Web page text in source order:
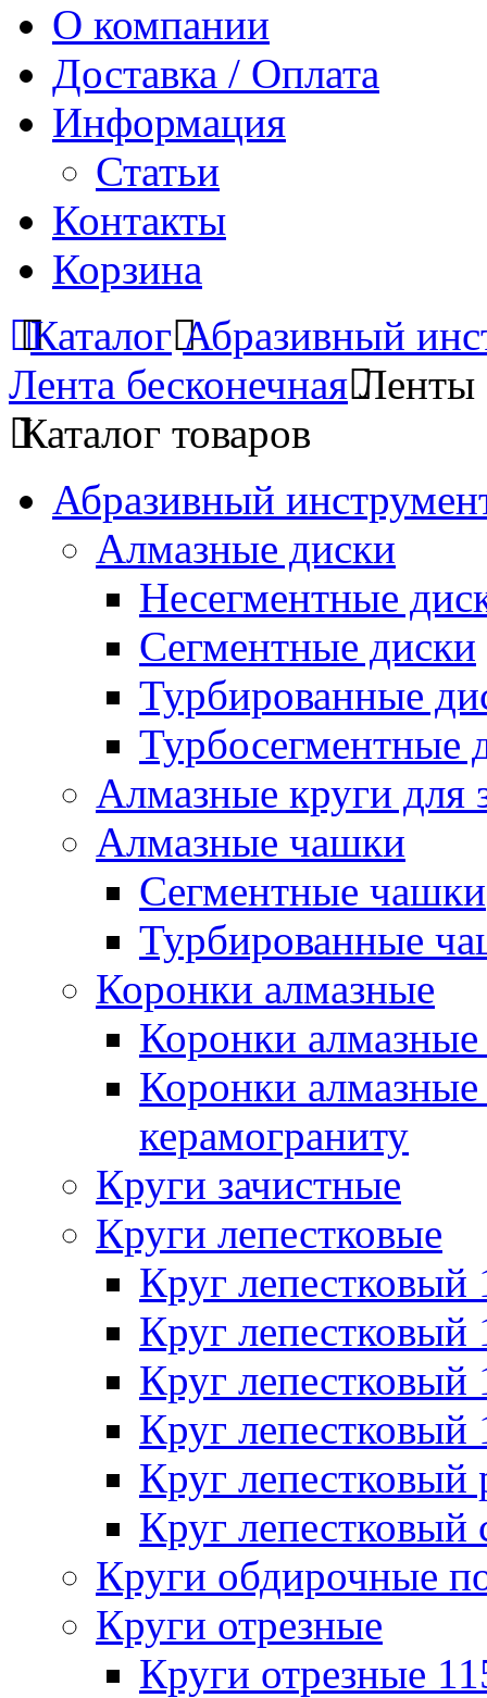
О компании
Доставка / Оплата
Информация
Статьи
Контакты
Корзина
Каталог Абразивный
Лента бесконечная Ленты
Каталог товаров
Абразивный
Алмазные диски
Несегментные
Сегментные диски
Турбированные
Турбосегментные
Алмазные круги для
Алмазные чашки
Сегментные чашки
Турбированные
Коронки алмазные
Коронки
Коронки
керамограниту
Круги зачистные
Круги лепестковые
Круг
Круг
Круг
Круг
Круг лепестковый
Круг лепестковый
Круги обдирочные
Круги отрезные
Круги отрезные